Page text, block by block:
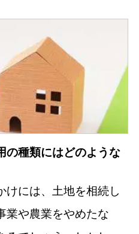
の種類にはどのような
けには、土地を相続し
業や農業をやめたな